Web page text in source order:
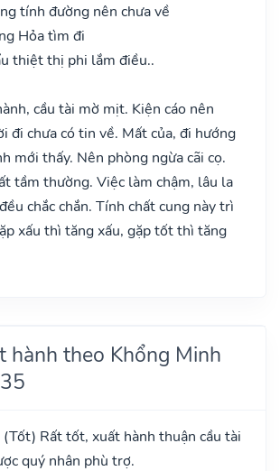
tính đường nên chưa về
Hỏa tìm đi
thiệt thị phi lắm điều..
cầu tài mờ mịt. Kiện cáo nên
đi chưa có tin về. Mất của, đi hướng
mới thấy. Nên phòng ngừa cãi cọ.
tầm thường. Việc làm chậm, lâu la
chắc chắn. Tính chất cung này trì
xấu thì tăng xấu, gặp tốt thì tăng
hành theo Khổng Minh
(Tốt) Rất tốt, xuất hành thuận cầu tài
quý nhân phù trợ.